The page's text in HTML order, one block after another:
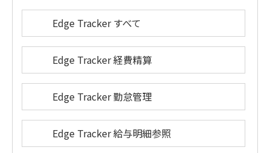
Edge Tracker すべて
Edge Tracker 経費精算
Edge Tracker 勤怠管理
Edge Tracker 給与明細参照